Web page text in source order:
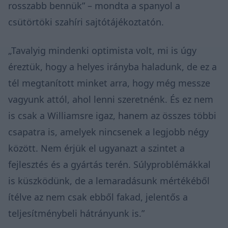
rosszabb bennük” – mondta a spanyol a
csütörtöki szahíri sajtótájékoztatón.
„Tavalyig mindenki optimista volt, mi is úgy
éreztük, hogy a helyes irányba haladunk, de ez a
tél megtanított minket arra, hogy még messze
vagyunk attól, ahol lenni szeretnénk. És ez nem
is csak a Williamsre igaz, hanem az összes többi
csapatra is, amelyek nincsenek a legjobb négy
között. Nem érjük el ugyanazt a szintet a
fejlesztés és a gyártás terén. Súlyproblémákkal
is küszködünk, de a lemaradásunk mértékéből
ítélve az nem csak ebből fakad, jelentős a
teljesítménybeli hátrányunk is.”